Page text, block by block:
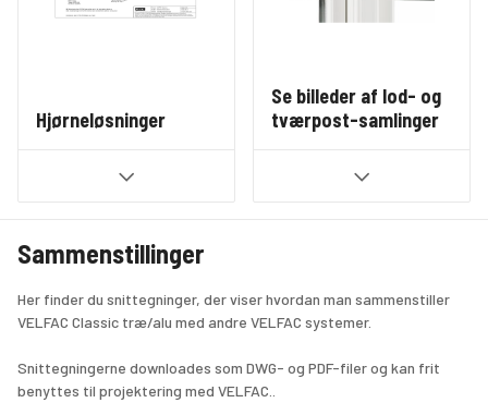
Hjørneløsninger
Se billeder af lod- og
tværpost-samlinger
Sammenstillinger
Her finder du snittegninger, der viser hvordan man sammenstiller
VELFAC Classic træ/alu med andre VELFAC systemer.
Snittegningerne downloades som DWG- og PDF-filer og kan frit
benyttes til projektering med VELFAC..